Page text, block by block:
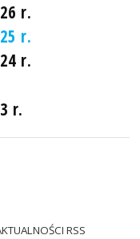
r.
r.
r.
r.
RSS